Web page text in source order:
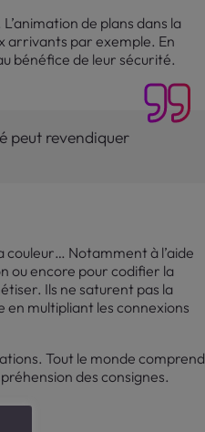
de plans dans la
arrivants par exemple. En
bénéfice de leur sécurité.
peut revendiquer
couleur… Notamment à l’aide
ou encore pour codifier la
Ils ne saturent pas la
en multipliant les connexions
Tout le monde comprend
des consignes.